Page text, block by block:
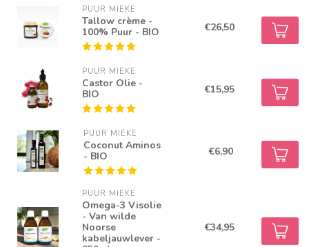
PUUR MIEKE
Tallow crème -
100% Puur - BIO
€26,50
PUUR MIEKE
Castor Olie -
BIO
€15,95
PUUR MIEKE
Coconut Aminos
- BIO
€6,90
PUUR MIEKE
Omega-3 Visolie
- Van wilde
Noorse
kabeljauwlever -
€34,95